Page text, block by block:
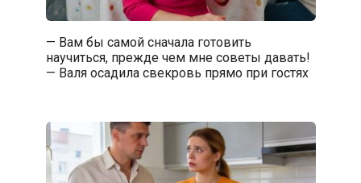
— Вам бы самой сначала готовить
научиться, прежде чем мне советы давать!
— Валя осадила свекровь прямо при гостях